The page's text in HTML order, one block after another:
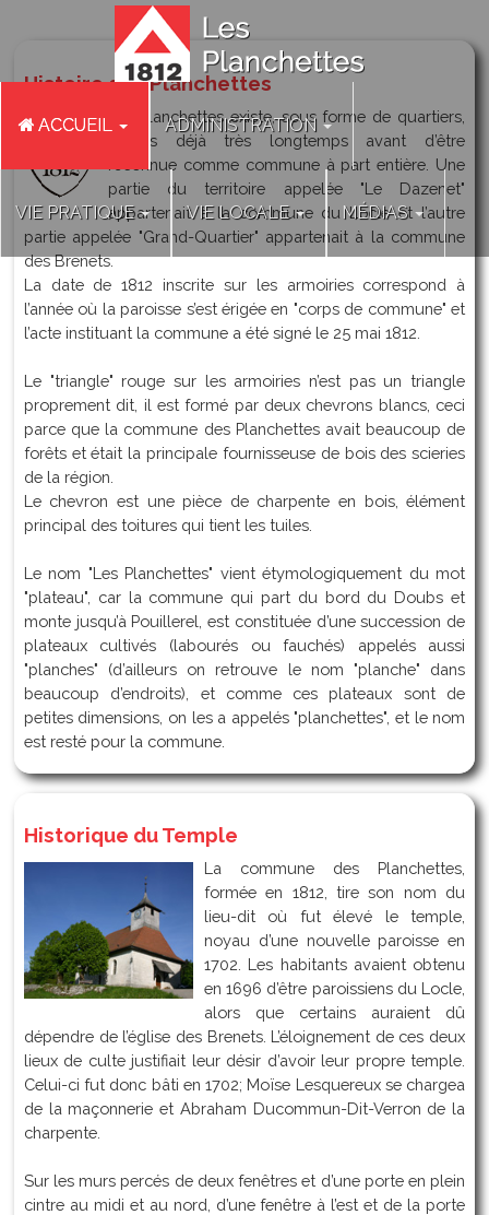
ACCUEIL ADMINISTRATION
VIE PRATIQUE VIE LOCALE MÉDIAS
Histoire des Planchettes
Les Planchettes existe, sous forme de quartiers,
depuis déjà très longtemps avant d’être
reconnue comme commune à part entière. Une
partie du territoire appelée "Le Dazenet"
appartenait à la commune du Locle et l’autre
partie appelée "Grand-Quartier" appartenait à la commune
des Brenets.
La date de 1812 inscrite sur les armoiries correspond à
l’année où la paroisse s’est érigée en "corps de commune" et
l’acte instituant la commune a été signé le 25 mai 1812.
Le "triangle" rouge sur les armoiries n’est pas un triangle
proprement dit, il est formé par deux chevrons blancs, ceci
parce que la commune des Planchettes avait beaucoup de
forêts et était la principale fournisseuse de bois des scieries
de la région.
Le chevron est une pièce de charpente en bois, élément
principal des toitures qui tient les tuiles.
Le nom "Les Planchettes" vient étymologiquement du mot
"plateau", car la commune qui part du bord du Doubs et
monte jusqu’à Pouillerel, est constituée d’une succession de
plateaux cultivés (labourés ou fauchés) appelés aussi
"planches" (d’ailleurs on retrouve le nom "planche" dans
beaucoup d’endroits), et comme ces plateaux sont de
petites dimensions, on les a appelés "planchettes", et le nom
est resté pour la commune.
Historique du Temple
La commune des Planchettes,
formée en 1812, tire son nom du
lieu-dit où fut élevé le temple,
noyau d’une nouvelle paroisse en
1702. Les habitants avaient obtenu
en 1696 d’être paroissiens du Locle,
alors que certains auraient dû
dépendre de l’église des Brenets. L’éloignement de ces deux
lieux de culte justifiait leur désir d’avoir leur propre temple.
Celui-ci fut donc bâti en 1702; Moïse Lesquereux se chargea
de la maçonnerie et Abraham Ducommun-Dit-Verron de la
charpente.
Sur les murs percés de deux fenêtres et d’une porte en plein
cintre au midi et au nord, d’une fenêtre à l’est et de la porte